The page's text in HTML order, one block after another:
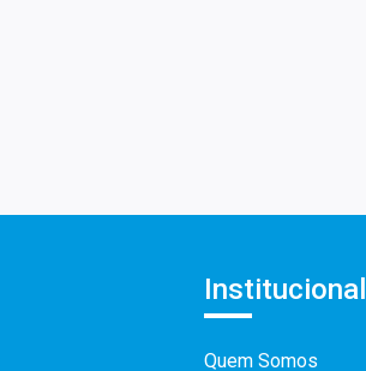
Institucional
Quem Somos